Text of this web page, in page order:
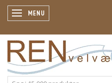
SKIFTE NAVIGATION
MENU